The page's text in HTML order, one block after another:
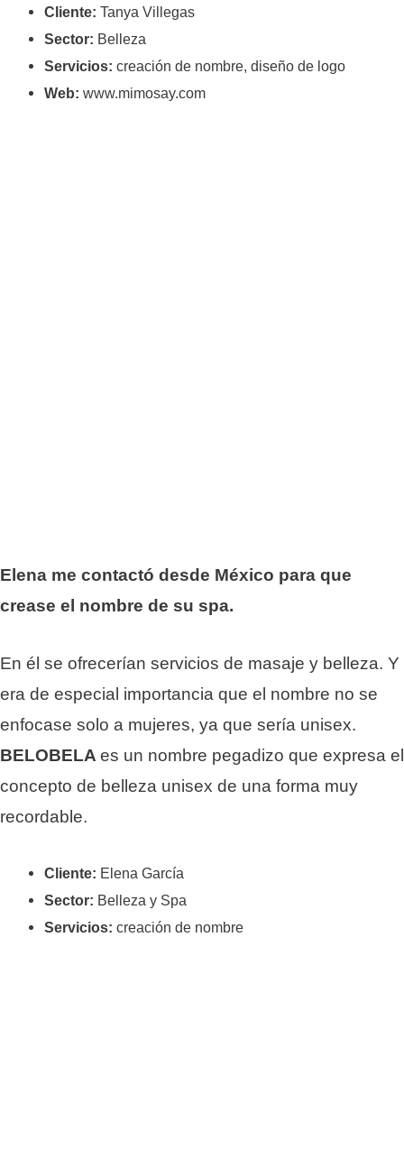
Cliente: Tanya Villegas
Sector: Belleza
Servicios: creación de nombre, diseño de logo
Web: www.mimosay.com
Elena me contactó desde México para que
crease el nombre de su spa.
En él se ofrecerían servicios de masaje y belleza. Y
era de especial importancia que el nombre no se
enfocase solo a mujeres, ya que sería unisex.
BELOBELA es un nombre pegadizo que expresa el
concepto de belleza unisex de una forma muy
recordable.
Cliente: Elena García
Sector: Belleza y Spa
Servicios: creación de nombre